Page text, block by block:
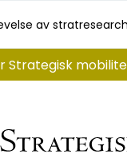
av
Strategisk